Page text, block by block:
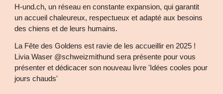
H-und.ch, un réseau en constante expansion, qui garantit
un accueil chaleureux, respectueux et adapté aux besoins
des chiens et de leurs humains.
La Fête des Goldens est ravie de les accueillir en 2025 !
Livia Waser @schweizmithund sera présente pour vous
présenter et dédicacer son nouveau livre 'Idées cooles pour
jours chauds'